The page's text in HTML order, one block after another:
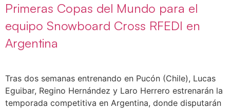
Primeras Copas del Mundo para el
equipo Snowboard Cross RFEDI en
Argentina
Tras dos semanas entrenando en Pucón (Chile), Lucas
Eguibar, Regino Hernández y Laro Herrero estrenarán la
temporada competitiva en Argentina, donde disputarán